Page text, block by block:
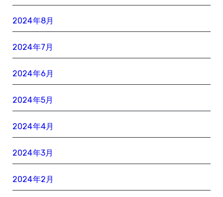
2024年8月
2024年7月
2024年6月
2024年5月
2024年4月
2024年3月
2024年2月